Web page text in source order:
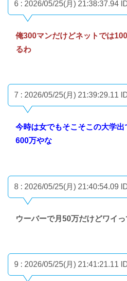
6 : 2026/05/25(月) 21:38:37.94
俺300マンだけどネットでは
るわ
7 : 2026/05/25(月) 21:39:29.11
今時は女でもそこそこの大学
600万やな
8 : 2026/05/25(月) 21:40:54.09
ウーバーで月50万だけどワイ
9 : 2026/05/25(月) 21:41:21.11